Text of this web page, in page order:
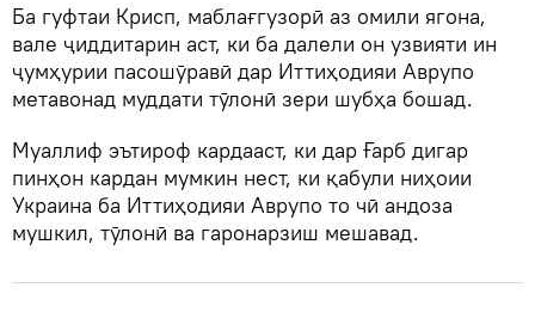
Ба гуфтаи Крисп, маблағгузорӣ аз омили ягона,
вале ҷиддитарин аст, ки ба далели он узвияти ин
ҷумҳурии пасошӯравӣ дар Иттиҳодияи Аврупо
метавонад муддати тӯлонӣ зери шубҳа бошад.
Муаллиф эътироф кардааст, ки дар Ғарб дигар
пинҳон кардан мумкин нест, ки қабули ниҳоии
Украина ба Иттиҳодияи Аврупо то чӣ андоза
мушкил, тӯлонӣ ва гаронарзиш мешавад.